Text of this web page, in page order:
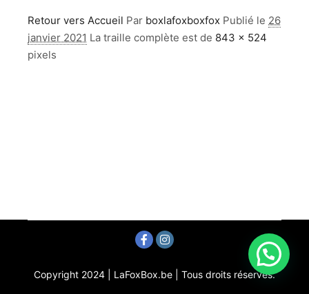
Retour vers Accueil Par boxlafoxboxfox Publié le 26
janvier 2021 La traille complète est de 843 × 524
pixels
Copyright 2024 | LaFoxBox.be | Tous droits réservés.